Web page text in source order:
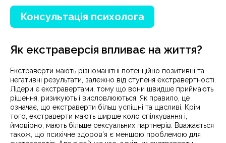
Консультація психолога
Як екстраверсія впливає на життя?
Екстраверти мають різноманітні потенційно позитивні та
негативні результати, залежно від ступеня екстравертності.
Лідери є екстравертами, тому що вони швидше приймають
рішення, ризикують і висловлюються. Як правило, це
означає, що екстраверти більш успішні та щасливі. Крім
того, екстраверти мають ширше коло спілкування і,
ймовірно, мають більше сексуальних партнерів. Вважається
також, що психічне здоров’я є меншою проблемою для